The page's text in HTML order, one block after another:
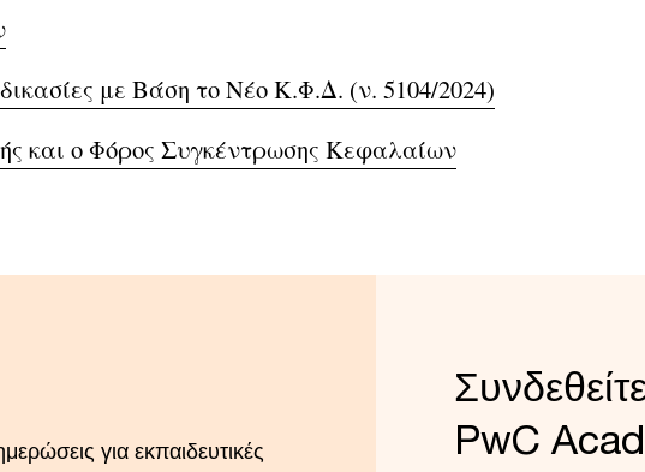
με Βάση το Νέο Κ.Φ.Δ. (ν. 5104/2024)
και o Φόρος Συγκέντρωσης Κεφαλαίων
για εκπαιδευτικές
PwC